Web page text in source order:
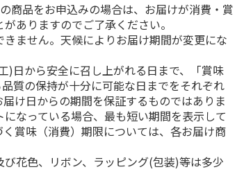
商品をお申込みの場合は、お届けが消費・賞
ありますのでご了承ください。
ません。天候によりお届け期間が変更にな
)日から安全に召し上がれる日まで、「賞味
質の保持が十分に可能な日までをそれぞれ
け日からの期間を保証するものではありま
なっている場合、最も短い期間を表示して
賞味（消費）期限については、各お届け商
花色、リボン、ラッピング(包装)等は多少